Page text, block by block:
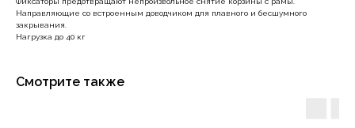
Направляющие со встроенным доводчиком для плавного и бесшумного
закрывания.
Нагрузка до 40 кг
Смотрите также